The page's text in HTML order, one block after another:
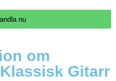
nu
om
Gitarr